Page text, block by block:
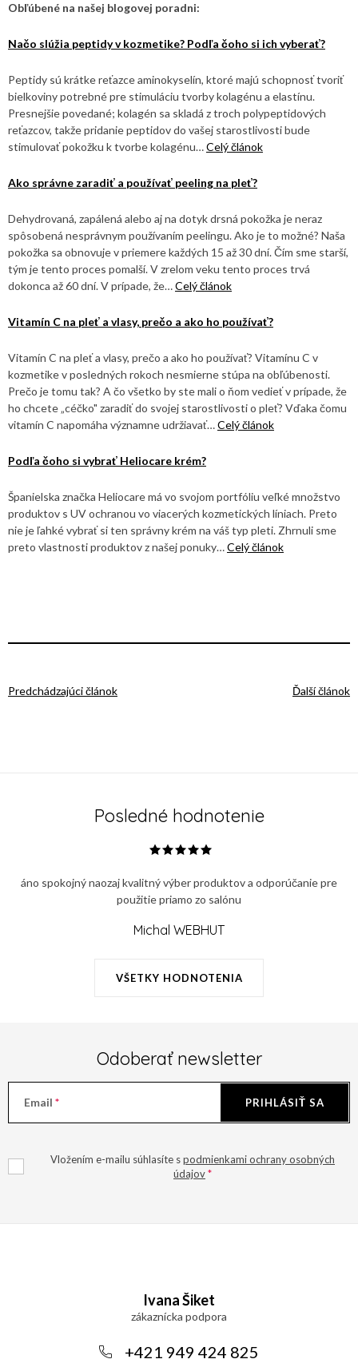
Obľúbené na našej blogovej poradni:
Načo slúžia peptidy v kozmetike? Podľa čoho si ich vyberať?
Peptidy sú krátke reťazce aminokyselín, ktoré majú schopnosť tvoriť
bielkoviny potrebné pre stimuláciu tvorby kolagénu a elastínu.
Presnejšie povedané; kolagén sa skladá z troch polypeptidových
reťazcov, takže pridanie peptidov do vašej starostlivosti bude
stimulovať pokožku k tvorbe kolagénu…Celý článok
Ako správne zaradiť a používať peeling na pleť?
Dehydrovaná, zapálená alebo aj na dotyk drsná pokožka je neraz
spôsobená nesprávnym používaním peelingu. Ako je to možné? Naša
pokožka sa obnovuje v priemere každých 15 až 30 dní. Čím sme starší,
tým je tento proces pomalší. V zrelom veku tento proces trvá
dokonca až 60 dní. V prípade, že…Celý článok
Vitamín C na pleť a vlasy, prečo a ako ho používať?
Vitamín C na pleť a vlasy, prečo a ako ho používať? Vitamínu C v
kozmetike v posledných rokoch nesmierne stúpa na obľúbenosti.
Prečo je tomu tak? A čo všetko by ste mali o ňom vedieť v prípade, že
ho chcete „céčko" zaradiť do svojej starostlivosti o pleť? Vďaka čomu
vitamín C napomáha významne udržiavať…Celý článok
Podľa čoho si vybrať Heliocare krém?
Španielska značka Heliocare má vo svojom portfóliu veľké množstvo
produktov s UV ochranou vo viacerých kozmetických líniach. Preto
nie je ľahké vybrať si ten správny krém na váš typ pleti. Zhrnuli sme
preto vlastnosti produktov z našej ponuky…Celý článok
Predchádzajúci článok Ďalší článok
Posledné hodnotenie
VŠETKY HODNOTENIA
áno spokojný naozaj kvalitný výber produktov a odporúčanie pre
použitie priamo zo salónu
Michal WEBHUT
Odoberať newsletter
Email
Vložením e-mailu súhlasíte spodmienkami ochrany osobných
údajov
PRIHLÁSIŤ SA
Ivana Šiket
+421 949 424 825